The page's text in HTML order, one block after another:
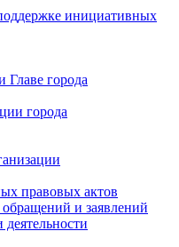
инициативных
города
города
правовых актов
и заявлений